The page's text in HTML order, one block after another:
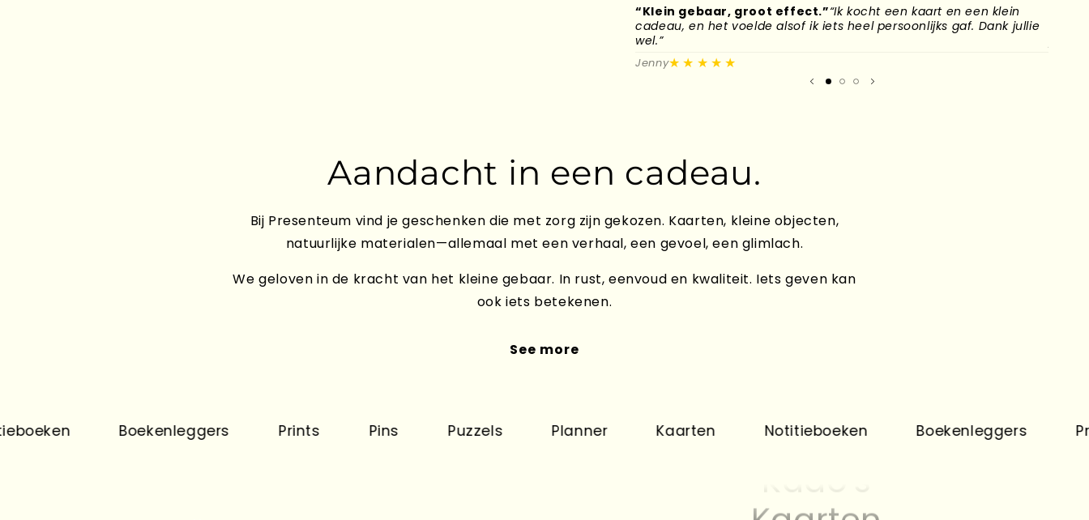
“Klein gebaar, groot effect.”“Ik kocht een kaart en een klein
cadeau, en het voelde alsof ik iets heel persoonlijks gaf. Dank jullie
wel.”
Jenny★★★★★
Aandacht in een cadeau.
Bij Presenteum vind je geschenken die met zorg zijn gekozen. Kaarten, kleine objecten,
natuurlijke materialen—allemaal met een verhaal, een gevoel, een glimlach.
We geloven in de kracht van het kleine gebaar. In rust, eenvoud en kwaliteit. Iets geven kan
ook iets betekenen.
See more
Boekenleggers Puzzels Planner Kaarten Notitieboeken Boekenleggers
Hebbedingetjes
Kaarten